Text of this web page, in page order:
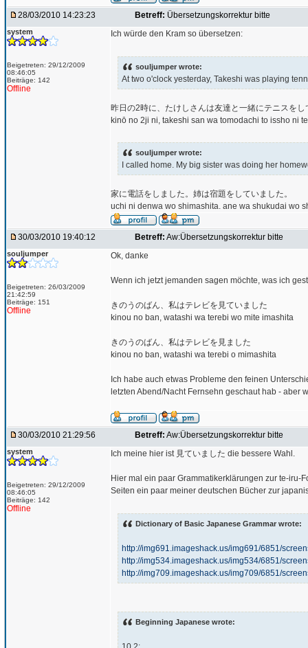
28/03/2010 14:23:23 Betreff: Übersetzungskorrektur bitte
system
Beigetreten: 29/12/2009
08:46:05
Beiträge: 142
Offline
Ich würde den Kram so übersetzen:
souljumper wrote:
At two o'clock yesterday, Takeshi was playing
昨日の2時に、たけしさんは友達と一緒にテニスをし
kinō no 2ji ni, takeshi san wa tomodachi to issho ni
souljumper wrote:
I called home. My big sister was doing her
家に電話をしました。姉は宿題をしていました。
uchi ni denwa wo shimashita. ane wa shukudai wo
30/03/2010 19:40:12 Betreff: Aw:Übersetzungskorrektur bitte
souljumper
Beigetreten: 26/03/2009
21:42:59
Beiträge: 151
Offline
Ok, danke
Wenn ich jetzt jemanden sagen möchte, was ich
きのうのばん、私はテレビを見ていました
kinou no ban, watashi wa terebi wo mite imashita
きのうのばん、私はテレビを見ました
kinou no ban, watashi wa terebi o mimashita
Ich habe auch etwas Probleme den feinen
letzten Abend/Nacht Fernsehn geschaut hab - aber
30/03/2010 21:29:56 Betreff: Aw:Übersetzungskorrektur bitte
system
Beigetreten: 29/12/2009
08:46:05
Beiträge: 142
Offline
Ich meine hier ist 見ていました die bessere Wahl.
Hier mal ein paar Grammatikerklärungen zur te-iru-
Seiten ein paar meiner deutschen Bücher zur
Dictionary of Basic Japanese Grammar wrote:
http://img691.imageshack.us/img691/6851/
http://img534.imageshack.us/img534/6851/
http://img709.imageshack.us/img709/6851/
Beginning Japanese wrote: